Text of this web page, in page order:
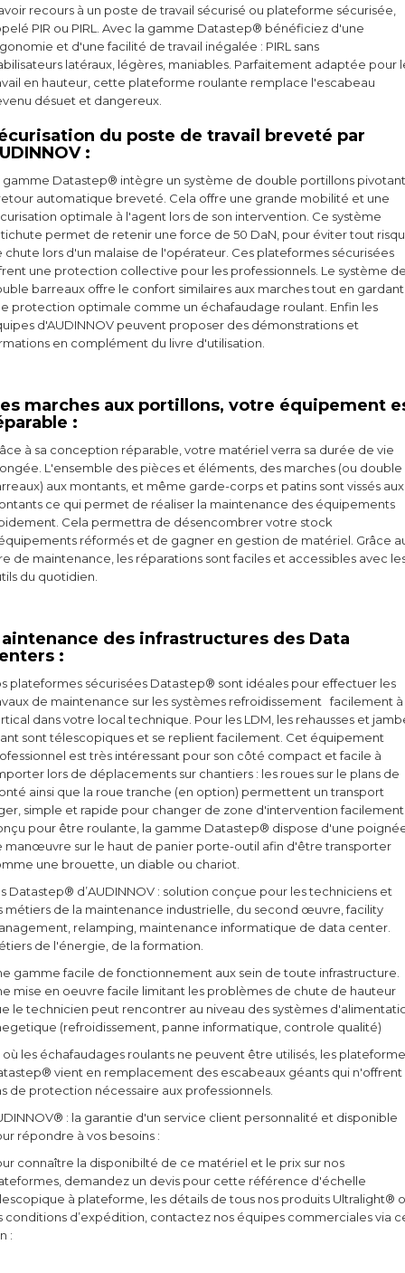
recours à un poste de travail sécurisé ou plateforme sécurisée,
PIR ou PIRL. Avec la gamme Datastep® bénéficiez d'une
et d'une facilité de travail inégalée : PIRL sans
latéraux, légères, maniables. Parfaitement adaptée pour
en hauteur, cette plateforme roulante remplace l'escabeau
désuet et dangereux.
du poste de travail breveté par
:
gamme Datastep® intègre un système de double portillons
automatique breveté. Cela offre une grande mobilité et une
optimale à l'agent lors de son intervention. Ce système
permet de retenir une force de 50 DaN, pour éviter tout
chute lors d'un malaise de l'opérateur. Ces plateformes sécurisées
une protection collective pour les professionnels. Le système
barreaux offre le confort similaires aux marches tout en gardant
protection optimale comme un échafaudage roulant. Enfin les
d'AUDINNOV peuvent proposer des démonstrations et
en complément du livre d'utilisation.
marches aux portillons, votre équipement
:
à sa conception réparable, votre matériel verra sa durée de vie
L'ensemble des pièces et éléments, des marches (ou double
aux montants, et même garde-corps et patins sont vissés aux
ce qui permet de réaliser la maintenance des équipements
Cela permettra de désencombrer votre stock
réformés et de gagner en gestion de matériel. Grâce
de maintenance, les réparations sont faciles et accessibles avec
du quotidien.
des infrastructures des Data
:
plateformes sécurisées Datastep® sont idéales pour effectuer les
de maintenance sur les systèmes refroidissement facilement à
dans votre local technique. Pour les LDM, les rehausses et
sont télescopiques et se replient facilement. Cet équipement
est très intéressant pour son côté compact et facile à
lors de déplacements sur chantiers : les roues sur le plans de
ainsi que la roue tranche (en option) permettent un transport
simple et rapide pour changer de zone d'intervention
pour être roulante, la gamme Datastep® dispose d'une
manœuvre sur le haut de panier porte-outil afin d'être transporter
une brouette, un diable ou chariot.
Datastep® d’AUDINNOV : solution conçue pour les techniciens et
métiers de la maintenance industrielle, du second œuvre, facility
relamping, maintenance informatique de data center.
de l'énergie, de la formation.
gamme facile de fonctionnement aux sein de toute infrastructure.
mise en oeuvre facile limitant les problèmes de chute de hauteur
le technicien peut rencontrer au niveau des systèmes
(refroidissement, panne informatique, controle qualité)
où les échafaudages roulants ne peuvent être utilisés, les
vient en remplacement des escabeaux géants qui n'offrent
de protection nécessaire aux professionnels.
: la garantie d'un service client personnalité et disponible
répondre à vos besoins :
connaître la disponibilté de ce matériel et le prix sur nos
demandez un devis pour cette référence d'échelle
à plateforme, les détails de tous nos produits Ultralight®
conditions d’expédition, contactez nos équipes commerciales via
: